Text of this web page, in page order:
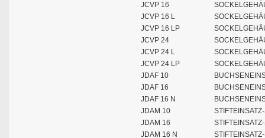
JCVP 16
JCVP 16 L
JCVP 16 LP
JCVP 24
JCVP 24 L
JCVP 24 LP
JDAF 10
JDAF 16
JDAF 16 N
JDAM 10
JDAM 16
JDAM 16 N